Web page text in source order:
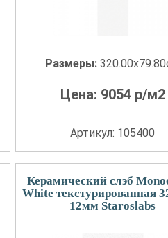
Размеры:
Цена: 9054р/м2
Артикул: 105400
Керамический слэб
White текстурированная
12мм Staroslabs